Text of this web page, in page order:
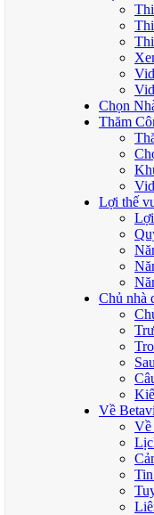
Chọn
Thăm
Lợi thế
Chủ nhà
Về
Về